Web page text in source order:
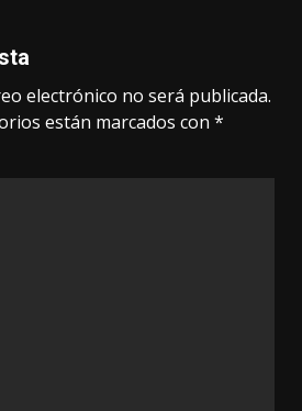
electrónico no será publicada.
están marcados con *